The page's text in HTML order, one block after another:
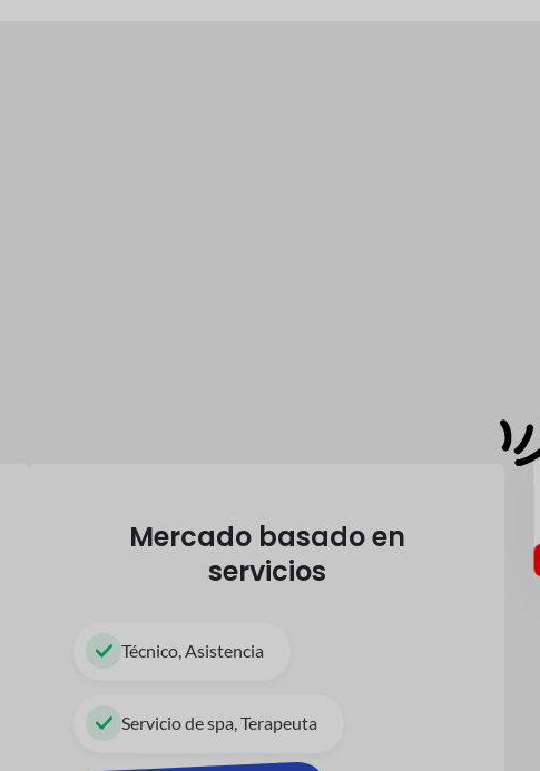
Mercado basado en
servicios
Técnico, Asistencia
Servicio de spa, Terapeuta